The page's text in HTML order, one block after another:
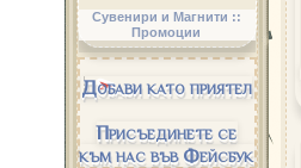
Сувенири и Магнити ::
Промоции
Добави като приятел
Присъединете се
към нас във Фейсбук